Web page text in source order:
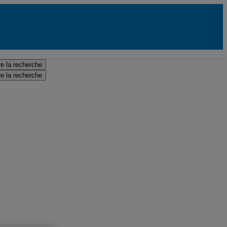
la recherche
la recherche